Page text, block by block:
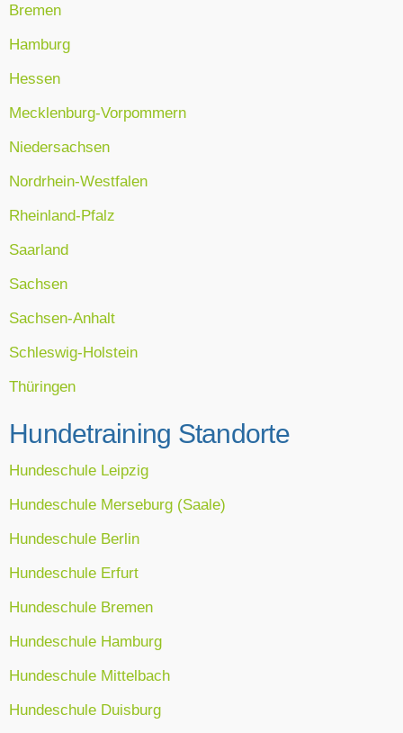
Bremen
Hamburg
Hessen
Mecklenburg-Vorpommern
Niedersachsen
Nordrhein-Westfalen
Rheinland-Pfalz
Saarland
Sachsen
Sachsen-Anhalt
Schleswig-Holstein
Thüringen
Hundetraining Standorte
Hundeschule Leipzig
Hundeschule Merseburg (Saale)
Hundeschule Berlin
Hundeschule Erfurt
Hundeschule Bremen
Hundeschule Hamburg
Hundeschule Mittelbach
Hundeschule Duisburg